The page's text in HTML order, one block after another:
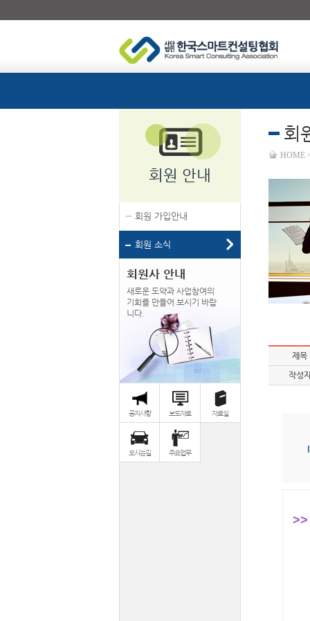
회원 안내
회원 가입안내
회원 소식
회원사 안내
새로운 도약과 사업참여의
기회를 만들어 보시기 바랍
니다.
공지사항 보도자료 자료실
오시는길 주요업무
회
HOME
제목
작성
>>